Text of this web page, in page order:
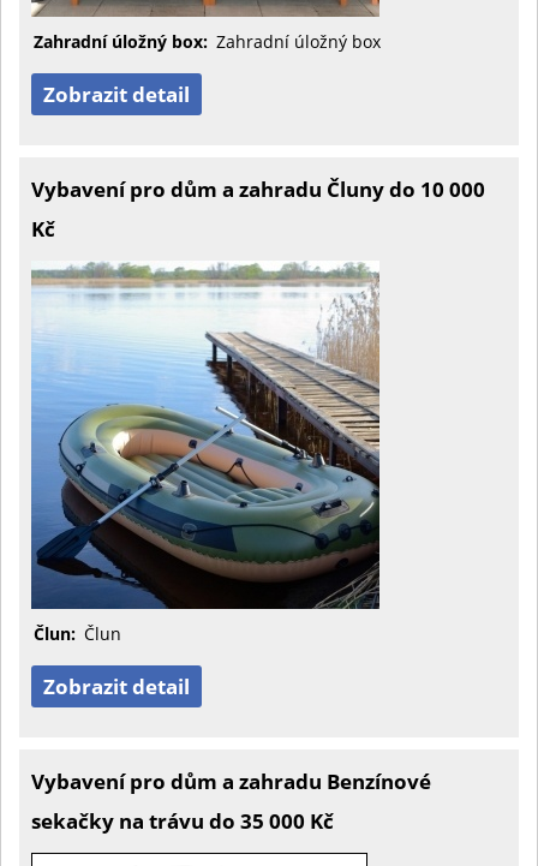
Zahradní úložný box: Zahradní úložný box
Zobrazit detail
Vybavení pro dům a zahradu Čluny do 10 000
Kč
Člun: Člun
Zobrazit detail
Vybavení pro dům a zahradu Benzínové
sekačky na trávu do 35 000 Kč